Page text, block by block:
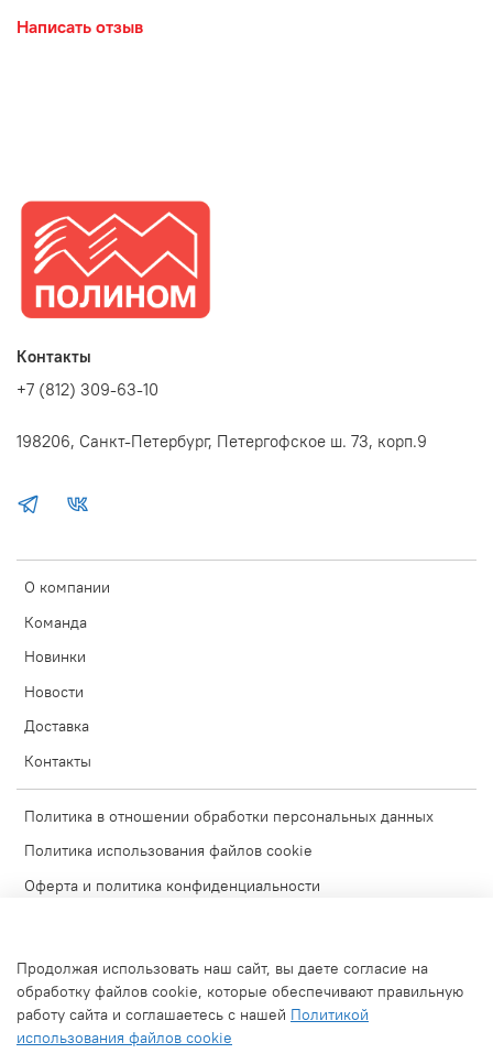
Написать отзыв
О компании
Команда
Новинки
Новости
Доставка
Контакты
Политика в отношении обработки персональных данных
Политика использования файлов cookie
Оферта и политика конфиденциальности
Блог
Обратная связь
Контакты
+7 (812) 309-63-10
198206, Санкт-Петербург, Петергофское ш. 73, корп.9
Продолжая использовать наш сайт, вы даете согласие на
обработку файлов cookie, которые обеспечивают правильную
работу сайта и соглашаетесь с нашей Политикой
использования файлов cookie